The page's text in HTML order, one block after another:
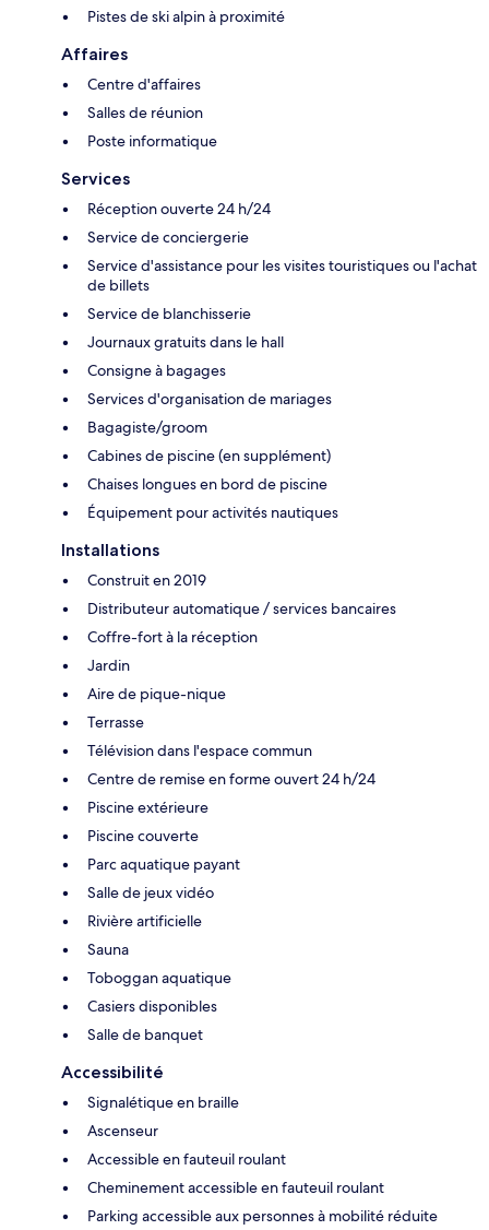
Pistes de ski alpin à proximité
Affaires
Centre d'affaires
Salles de réunion
Poste informatique
Services
Réception ouverte 24 h/24
Service de conciergerie
Service d'assistance pour les visites touristiques ou l'achat
de billets
Service de blanchisserie
Journaux gratuits dans le hall
Consigne à bagages
Services d'organisation de mariages
Bagagiste/groom
Cabines de piscine (en supplément)
Chaises longues en bord de piscine
Équipement pour activités nautiques
Installations
Construit en 2019
Distributeur automatique / services bancaires
Coffre-fort à la réception
Jardin
Aire de pique-nique
Terrasse
Télévision dans l'espace commun
Centre de remise en forme ouvert 24 h/24
Piscine extérieure
Piscine couverte
Parc aquatique payant
Salle de jeux vidéo
Rivière artificielle
Sauna
Toboggan aquatique
Casiers disponibles
Salle de banquet
Accessibilité
Signalétique en braille
Ascenseur
Accessible en fauteuil roulant
Cheminement accessible en fauteuil roulant
Parking accessible aux personnes à mobilité réduite